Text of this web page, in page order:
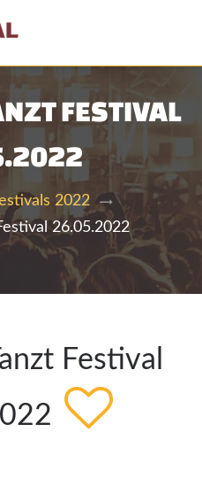
FESTIVAL
2022
26.05.2022
Festival